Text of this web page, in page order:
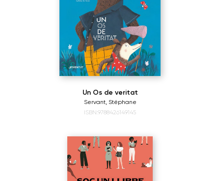
Un Os de veritat
Servant, Stéphane
ISBN:9788426149145